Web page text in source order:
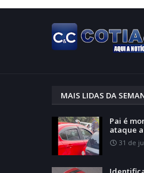
MAIS LIDAS DA
Pai é
ataque
31 de